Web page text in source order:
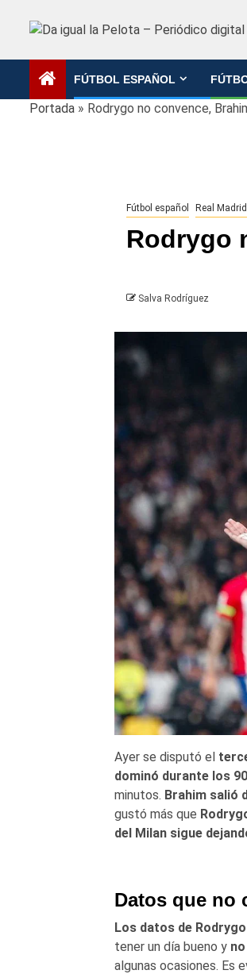
FÚTBOL ESPAÑOL
Portada » Rodrygo no convence,
Fútbol español Real Madrid
Rodrygo
Salva Rodríguez
Ayer se disputó el
dominó durante los
minutos. Brahim salió
gustó más que
del Milan sigue
Datos que no
Los datos de
tener un día bueno y
algunas ocasiones. Es